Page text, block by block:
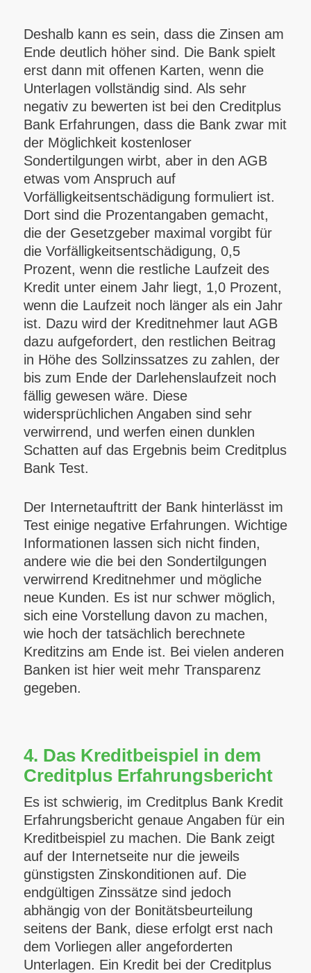
Deshalb kann es sein, dass die Zinsen am
Ende deutlich höher sind. Die Bank spielt
erst dann mit offenen Karten, wenn die
Unterlagen vollständig sind. Als sehr
negativ zu bewerten ist bei den Creditplus
Bank Erfahrungen, dass die Bank zwar mit
der Möglichkeit kostenloser
Sondertilgungen wirbt, aber in den AGB
etwas vom Anspruch auf
Vorfälligkeitsentschädigung formuliert ist.
Dort sind die Prozentangaben gemacht,
die der Gesetzgeber maximal vorgibt für
die Vorfälligkeitsentschädigung, 0,5
Prozent, wenn die restliche Laufzeit des
Kredit unter einem Jahr liegt, 1,0 Prozent,
wenn die Laufzeit noch länger als ein Jahr
ist. Dazu wird der Kreditnehmer laut AGB
dazu aufgefordert, den restlichen Beitrag
in Höhe des Sollzinssatzes zu zahlen, der
bis zum Ende der Darlehenslaufzeit noch
fällig gewesen wäre. Diese
widersprüchlichen Angaben sind sehr
verwirrend, und werfen einen dunklen
Schatten auf das Ergebnis beim Creditplus
Bank Test.
Der Internetauftritt der Bank hinterlässt im
Test einige negative Erfahrungen. Wichtige
Informationen lassen sich nicht finden,
andere wie die bei den Sondertilgungen
verwirrend Kreditnehmer und mögliche
neue Kunden. Es ist nur schwer möglich,
sich eine Vorstellung davon zu machen,
wie hoch der tatsächlich berechnete
Kreditzins am Ende ist. Bei vielen anderen
Banken ist hier weit mehr Transparenz
gegeben.
4. Das Kreditbeispiel in dem
Creditplus Erfahrungsbericht
Es ist schwierig, im Creditplus Bank Kredit
Erfahrungsbericht genaue Angaben für ein
Kreditbeispiel zu machen. Die Bank zeigt
auf der Internetseite nur die jeweils
günstigsten Zinskonditionen auf. Die
endgültigen Zinssätze sind jedoch
abhängig von der Bonitätsbeurteilung
seitens der Bank, diese erfolgt erst nach
dem Vorliegen aller angeforderten
Unterlagen. Ein Kredit bei der Creditplus